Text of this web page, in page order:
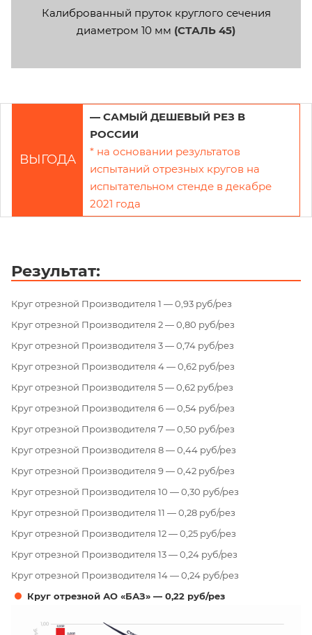
Калиброванный пруток круглого сечения
диаметром 10 мм (СТАЛЬ 45)
ВЫГОДА
— САМЫЙ ДЕШЕВЫЙ РЕЗ В
РОССИИ
* на основании результатов
испытаний отрезных кругов на
испытательном стенде в декабре
2021 года
Результат:
Круг отрезной Производителя 1 — 0,93 руб/рез
Круг отрезной Производителя 2 — 0,80 руб/рез
Круг отрезной Производителя 3 — 0,74 руб/рез
Круг отрезной Производителя 4 — 0,62 руб/рез
Круг отрезной Производителя 5 — 0,62 руб/рез
Круг отрезной Производителя 6 — 0,54 руб/рез
Круг отрезной Производителя 7 — 0,50 руб/рез
Круг отрезной Производителя 8 — 0,44 руб/рез
Круг отрезной Производителя 9 — 0,42 руб/рез
Круг отрезной Производителя 10 — 0,30 руб/рез
Круг отрезной Производителя 11 — 0,28 руб/рез
Круг отрезной Производителя 12 — 0,25 руб/рез
Круг отрезной Производителя 13 — 0,24 руб/рез
Круг отрезной Производителя 14 — 0,24 руб/рез
Круг отрезной АО «БАЗ» — 0,22 руб/рез